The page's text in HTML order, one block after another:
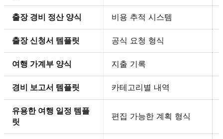
출장 경비 정산 양식 비용 추적 시스템
출장 신청서 템플릿 공식 요청 형식
여행 가계부 양식 지출 기록
경비 보고서 템플릿 카테고리별 내역
유용한 여행 일정 템플
릿
편집 가능한 계획 형식